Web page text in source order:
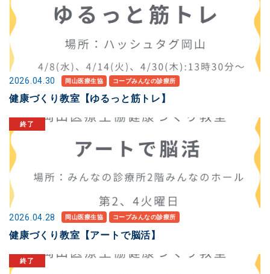
2026.04.30 岡山医療生協 コープみんなの診療所
健康づくり教室【ゆるっと筋トレ】
2026.04.28 岡山医療生協 コープみんなの診療所
健康づくり教室【アートで脳活】